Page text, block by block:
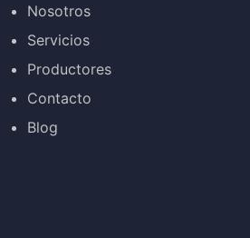
Nosotros
Servicios
Productores
Contacto
Blog